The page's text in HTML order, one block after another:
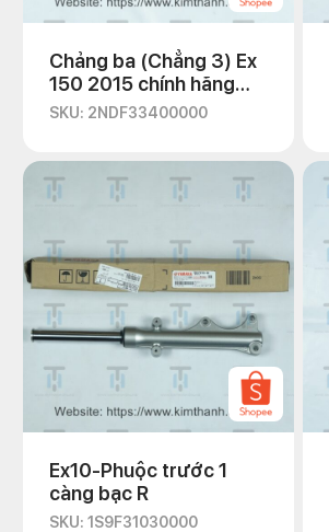
Chảng ba (Chẳng 3) Ex
150 2015 chính hãng
Yamaha
SKU: 2NDF33400000
Ex10-Phuộc trước 1
càng bạc R
SKU: 1S9F31030000